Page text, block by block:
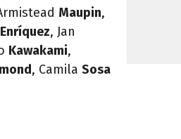
Maupin,
Enríquez, Jan
Kawakami,
, Camila Sosa